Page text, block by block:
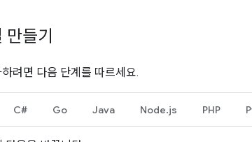
들기
려면 다음 단계를 따르세요.
C# Go Java Node.js PHP